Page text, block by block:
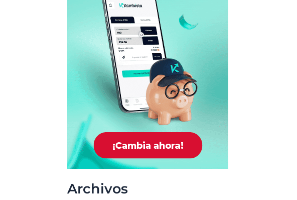
Archivos